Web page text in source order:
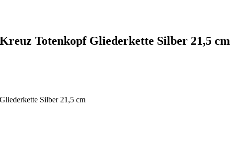
Totenkopf Gliederkette Silber 21,5 cm